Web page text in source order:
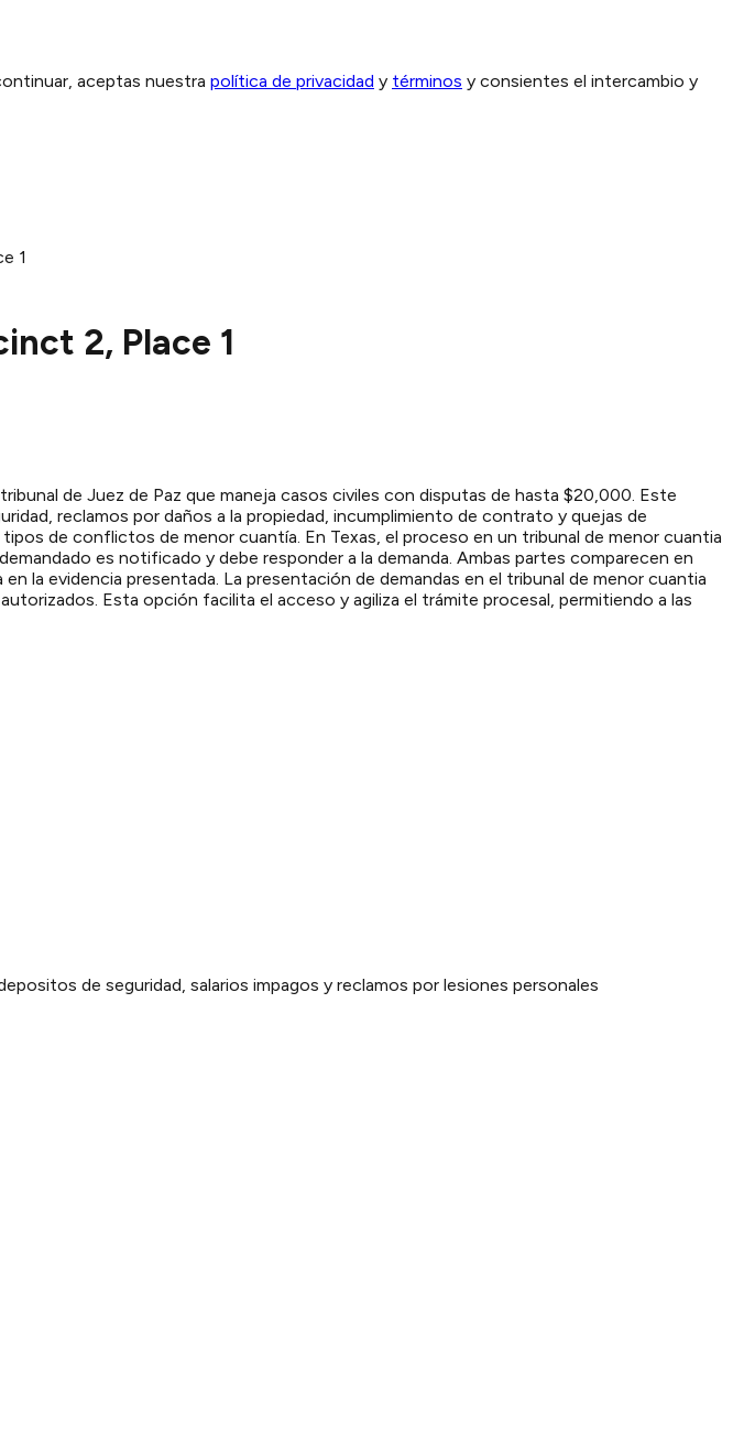
aceptas nuestra política de privacidad y términos y consientes el intercambio y
1
2, Place 1
de Juez de Paz que maneja casos civiles con disputas de hasta $20,000. Este
reclamos por daños a la propiedad, incumplimiento de contrato y quejas de
de conflictos de menor cuantía. En Texas, el proceso en un tribunal de menor cuantia
es notificado y debe responder a la demanda. Ambas partes comparecen en
la evidencia presentada. La presentación de demandas en el tribunal de menor cuantia
Esta opción facilita el acceso y agiliza el trámite procesal, permitiendo a las
de seguridad, salarios impagos y reclamos por lesiones personales